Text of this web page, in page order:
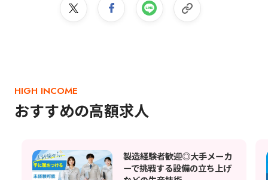
HIGH INCOME
おすすめの高額求人
製造経験者歓迎◎大手メーカ
ーで挑戦する設備の立ち上げ